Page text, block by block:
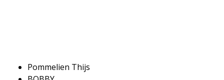
Pommelien Thijs